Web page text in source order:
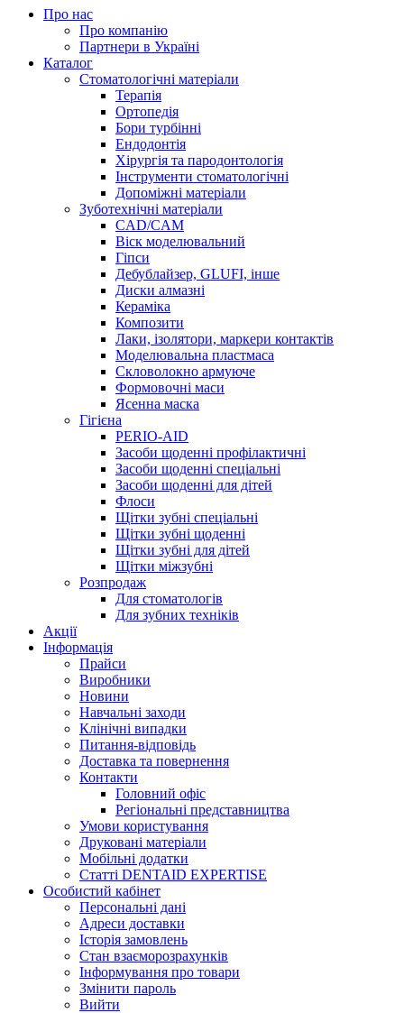
Про нас
Про компанію
Партнери в Україні
Каталог
Стоматологічні матеріали
Терапія
Ортопедія
Бори турбінні
Ендодонтія
Хірургія та пародонтологія
Інструменти стоматологічні
Допоміжні матеріали
Зуботехнічні матеріали
CAD/CAM
Віск моделювальний
Гіпси
Дебублайзер, GLUFI, інше
Диски алмазні
Кераміка
Композити
Лаки, ізолятори, маркери контактів
Моделювальна пластмаса
Скловолокно армуюче
Формовочні маси
Ясенна маска
Гігієна
PERIO-AID
Засоби щоденні профілактичні
Засоби щоденні спеціальні
Засоби щоденні для дітей
Флоси
Щітки зубні спеціальні
Щітки зубні щоденні
Щітки зубні для дітей
Щітки міжзубні
Розпродаж
Для стоматологів
Для зубних техніків
Акції
Інформація
Прайси
Виробники
Новини
Навчальні заходи
Клінічні випадки
Питання-відповідь
Доставка та повернення
Контакти
Головний офіс
Регіональні представництва
Умови користування
Друковані матеріали
Мобільні додатки
Статті DENTAID EXPERTISE
Особистий кабінет
Персональні дані
Адреси доставки
Історія замовлень
Стан взаєморозрахунків
Інформування про товари
Змінити пароль
Вийти